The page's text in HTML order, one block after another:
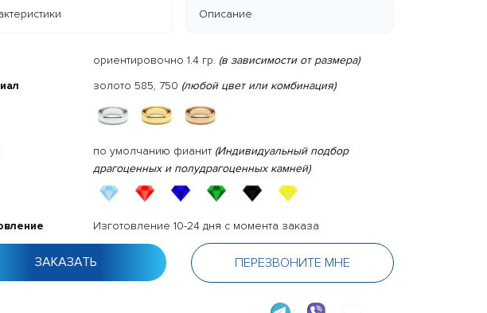
Описание
ориентировочно 1.4 гр. (в зависимости от размера)
золото 585, 750 (любой цвет или комбинация)
по умолчанию фианит (Индивидуальный подбор
драгоценных и полудрагоценных камней)
Изготовление 10-24 дня с момента заказа
ЗАКАЗАТЬ ПЕРЕЗВОНИТЕ МНЕ